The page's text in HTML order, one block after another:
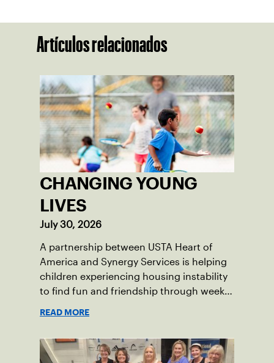
Artículos relacionados
CHANGING YOUNG
LIVES
July 30, 2026
A partnership between USTA Heart of
America and Synergy Services is helping
children experiencing housing instability
to find fun and friendship through weekly
READ MORE